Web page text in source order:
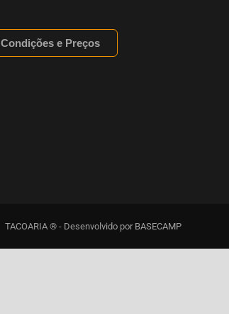
Condições e Preços
TACOARIA ® - Desenvolvido por BASECAMP